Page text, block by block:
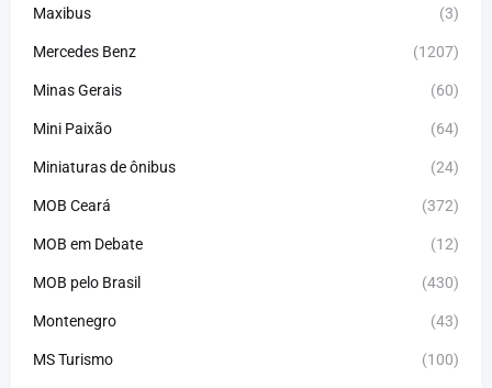
Maxibus (3)
Mercedes Benz (1207)
Minas Gerais (60)
Mini Paixão (64)
Miniaturas de ônibus (24)
MOB Ceará (372)
MOB em Debate (12)
MOB pelo Brasil (430)
Montenegro (43)
MS Turismo (100)